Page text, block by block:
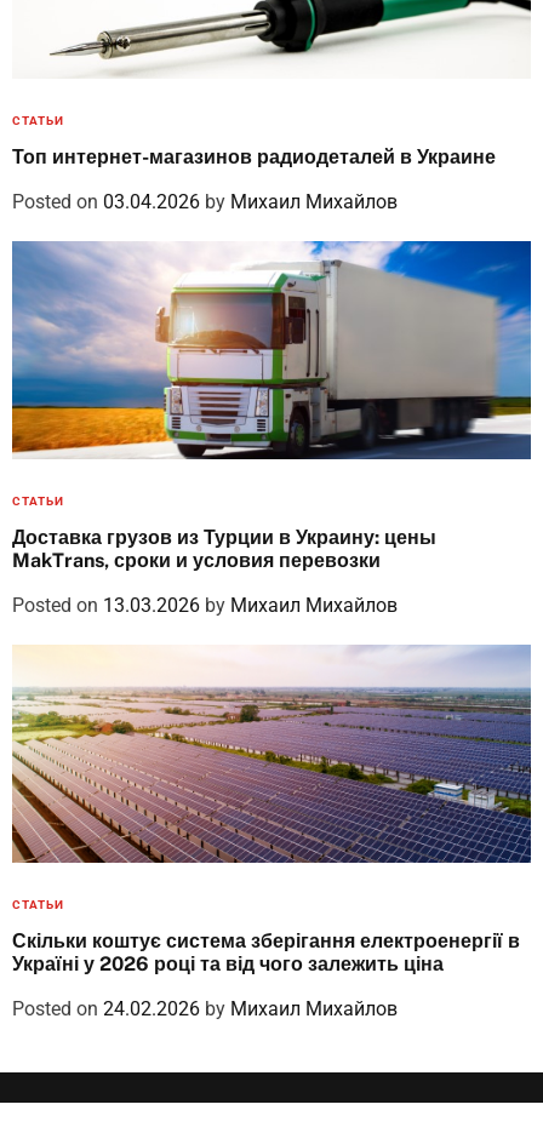
СТАТЬИ
Топ интернет-магазинов радиодеталей в Украине
Posted on 03.04.2026 by Михаил Михайлов
СТАТЬИ
Доставка грузов из Турции в Украину: цены
MakTrans, сроки и условия перевозки
Posted on 13.03.2026 by Михаил Михайлов
СТАТЬИ
Скільки коштує система зберігання електроенергії в
Україні у 2026 році та від чого залежить ціна
Posted on 24.02.2026 by Михаил Михайлов